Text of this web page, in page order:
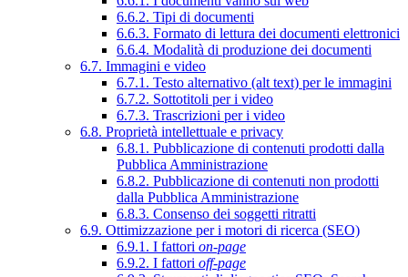
6.6.2. Tipi di documenti
6.6.3. Formato di lettura dei documenti elettronici
6.6.4. Modalità di produzione dei documenti
6.7. Immagini e video
6.7.1. Testo alternativo (alt text) per le immagini
6.7.2. Sottotitoli per i video
6.7.3. Trascrizioni per i video
6.8. Proprietà intellettuale e privacy
6.8.1. Pubblicazione di contenuti prodotti dalla
Pubblica Amministrazione
6.8.2. Pubblicazione di contenuti non prodotti
dalla Pubblica Amministrazione
6.8.3. Consenso dei soggetti ritratti
6.9. Ottimizzazione per i motori di ricerca (SEO)
6.9.1. I fattori on-page
6.9.2. I fattori off-page